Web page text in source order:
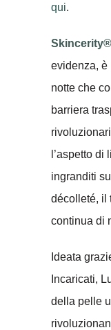
qui.
evidenza, è
notte che
barriera
l’aspetto
ingranditi
décolleté, il
continua di
Ideata
Incaricati,
della pelle